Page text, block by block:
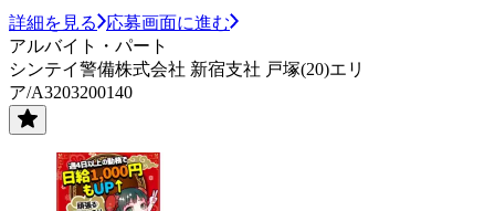
詳細を見る
応募画面に進む
アルバイト・パート
シンテイ警備株式会社 新宿支社 戸塚(20)エリ
ア/A3203200140